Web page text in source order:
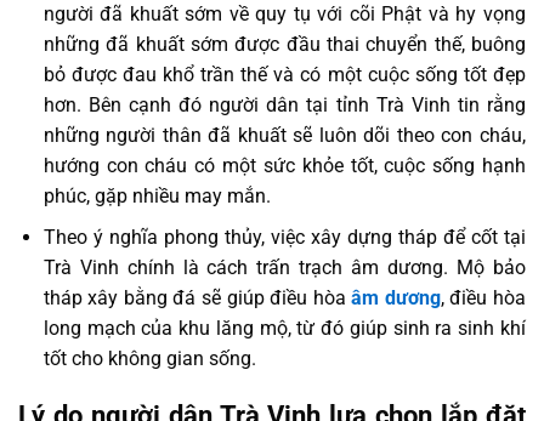
người đã khuất sớm về quy tụ với cõi Phật và hy vọng
những đã khuất sớm được đầu thai chuyển thế, buông
bỏ được đau khổ trần thế và có một cuộc sống tốt đẹp
hơn. Bên cạnh đó người dân tại tỉnh Trà Vinh tin rằng
những người thân đã khuất sẽ luôn dõi theo con cháu,
hướng con cháu có một sức khỏe tốt, cuộc sống hạnh
phúc, gặp nhiều may mắn.
Theo ý nghĩa phong thủy, việc xây dựng tháp để cốt tại
Trà Vinh chính là cách trấn trạch âm dương. Mộ bảo
tháp xây bằng đá sẽ giúp điều hòaâm dương, điều hòa
long mạch của khu lăng mộ, từ đó giúp sinh ra sinh khí
tốt cho không gian sống.